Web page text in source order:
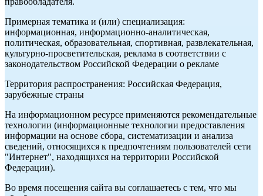
Примерная тематика и (или) специализация:
информационная, информационно-аналитическая,
политическая, образовательная, спортивная, развлекательная,
культурно-просветительская, реклама в соответствии с
законодательством Российской Федерации о рекламе
Территория распространения: Российская Федерация,
зарубежные страны
На информационном ресурсе применяются рекомендательные
технологии (информационные технологии предоставления
информации на основе сбора, систематизации и анализа
сведений, относящихся к предпочтениям пользователей сети
"Интернет", находящихся на территории Российской
Федерации).
Во время посещения сайта вы соглашаетесь с тем, что мы